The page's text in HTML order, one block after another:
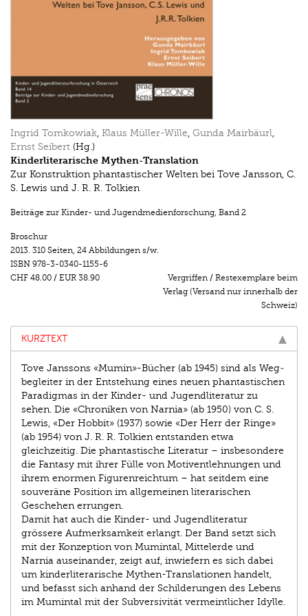
Ingrid Tomkowiak Klaus Müller-Wille Gunda Mairbäurl
Ernst Seibert (Hg.)
Kinderliterarische Mythen-Translation
Zur Konstruktion phantastischer Welten bei Tove Jansson, C.
S. Lewis und J. R. R. Tolkien
Beiträge zur Kinder- und Jugendmedienforschung, Band 2
Broschur
2013. 310 Seiten, 24 Abbildungen s/w.
ISBN 978-3-0340-1155-6
CHF 48.00 / EUR 38.90
Vergriffen / Restexemplare beim
Verlag (Versand nur innerhalb der
Schweiz)
KURZTEXT
Tove Janssons «Mumin»-Bücher (ab 1945) sind als Weg­
begleiter in der Entstehung eines neuen phantastischen
Paradigmas in der Kinder- und Jugendliteratur zu
sehen. Die «Chroniken von Narnia» (ab 1950) von C. S.
Lewis, «Der Hobbit» (1937) sowie «Der Herr der Ringe»
(ab 1954) von J. R. R. Tolkien entstanden etwa
gleichzeitig. Die phantastische Literatur – insbesondere
die Fantasy mit ihrer Fülle von Motiventlehnungen und
ihrem enormen Figurenreichtum – hat seitdem eine
souveräne Position im allgemeinen literarischen
Geschehen errungen.
Damit hat auch die Kinder- und Jugendliteratur
grössere Aufmerksamkeit erlangt. Der Band setzt sich
mit der Konzeption von Mumintal, Mittelerde und
Narnia auseinander, zeigt auf, inwiefern es sich dabei
um kinderliterarische Mythen-Translationen handelt,
und befasst sich anhand der Schilderungen des Lebens
im Mumintal mit der Subversivität vermeintlicher Idylle.